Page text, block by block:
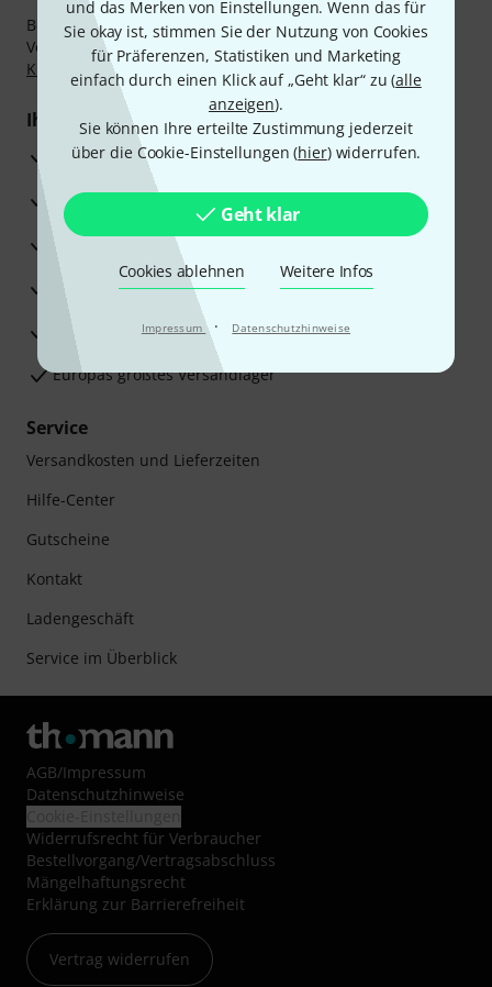
und das Merken von Einstellungen. Wenn das für
Sie okay ist, stimmen Sie der Nutzung von Cookies
für Präferenzen, Statistiken und Marketing
einfach durch einen Klick auf „Geht klar“ zu (alle
anzeigen).
Sie können Ihre erteilte Zustimmung jederzeit
über die Cookie-Einstellungen (hier) widerrufen.
Geht klar
Cookies ablehnen Weitere Infos
Impressum · Datenschutzhinweise
Bezahlen Sie vertraulich und sicher per Nachnahme,
Vorkasse, PayPal, Amazon Pay, Klarna Sofort bezahlen
Klarna Ratenzahlungoder Kreditkarte.
Ihre Vorteile
3 Jahre Thomann Garantie
30 Tage Money-Back-Garantie
Reparaturservice
Beratung durch Fachexperten
Zufriedenheitsgarantie
Europas größtes Versandlager
Service
Versandkosten und Lieferzeiten
Hilfe-Center
Gutscheine
Kontakt
Ladengeschäft
Service im Überblick
AGB/Impressum
Datenschutzhinweise
Widerrufsrecht für Verbraucher
Bestellvorgang/Vertragsabschluss
Mängelhaftungsrecht
Erklärung zur Barrierefreiheit
Vertrag widerrufen